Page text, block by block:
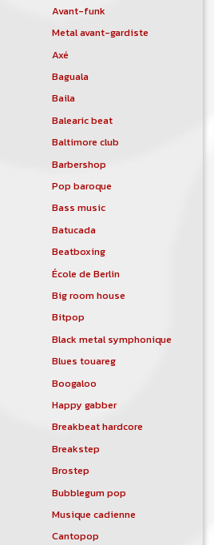
Avant-funk
Metal avant-gardiste
Axé
Baguala
Baila
Balearic beat
Baltimore club
Barbershop
Pop baroque
Bass music
Batucada
Beatboxing
École de Berlin
Big room house
Bitpop
Black metal symphonique
Blues touareg
Boogaloo
Happy gabber
Breakbeat hardcore
Breakstep
Brostep
Bubblegum pop
Musique cadienne
Cantopop